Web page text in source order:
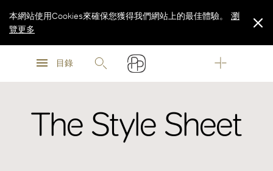
瀏
目錄
本網站使用Cookies來確保您獲得我們網站上的最佳體驗。
瀏
覽更多
The Style Sheet